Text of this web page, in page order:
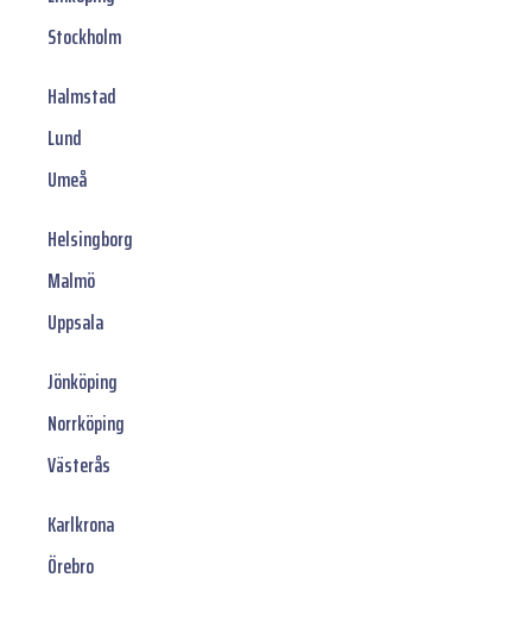
Stockholm
Halmstad
Lund
Umeå
Helsingborg
Malmö
Uppsala
Jönköping
Norrköping
Västerås
Karlkrona
Örebro